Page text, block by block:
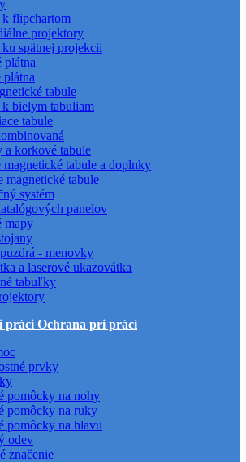
flipchartom
projektory
spätnej projekcii
plátna
plátna
tabule
bielym tabuliam
tabule
a korkové tabule
magnetické tabule a doplnky
magnetické tabule
systém
panelov
mapy
- menovky
a laserové ukazovátka
tabuľky
Ochrana pri práci
prvky
pomôcky na nohy
pomôcky na ruky
pomôcky na hlavu
odev
značenie